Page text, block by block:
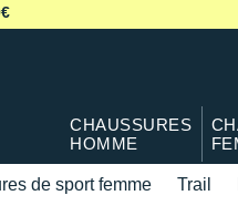
CHAUSSURES
HOMME
de sport femme Trail